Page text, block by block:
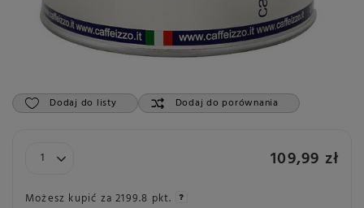
Dodaj do listy Dodaj do porównania
109,99 zł
Możesz kupić za2199.8 pkt.